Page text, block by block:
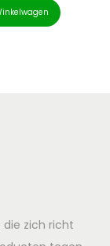
die zich richt